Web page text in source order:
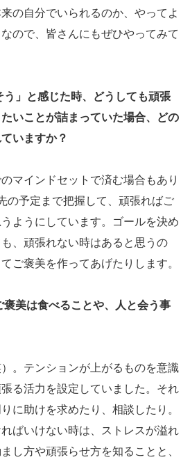
の自分でいられるのか、やってよ
ので、皆さんにもぜひやってみて
」と感じた時、どうしても頑張
いことが詰まっていた場合、どの
いますか？
マインドセットで済む場合もあり
の予定まで把握して、頑張ればご
ようにしています。ゴールを決め
、頑張れない時はあると思うの
ご褒美を作ってあげたりします。
美は食べることや、人と会う事
。テンションが上がるものを意識
る活力を設定していました。それ
に助けを求めたり、相談したり。
ばいけない時は、ストレスが溢れ
し方や頑張らせ方を知ることと、